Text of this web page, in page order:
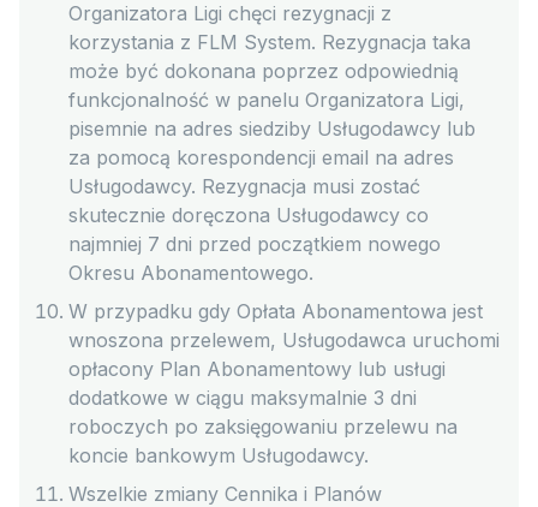
Organizatora Ligi chęci rezygnacji z
korzystania z FLM System. Rezygnacja taka
może być dokonana poprzez odpowiednią
funkcjonalność w panelu Organizatora Ligi,
pisemnie na adres siedziby Usługodawcy lub
za pomocą korespondencji email na adres
Usługodawcy. Rezygnacja musi zostać
skutecznie doręczona Usługodawcy co
najmniej 7 dni przed początkiem nowego
Okresu Abonamentowego.
W przypadku gdy Opłata Abonamentowa jest
wnoszona przelewem, Usługodawca uruchomi
opłacony Plan Abonamentowy lub usługi
dodatkowe w ciągu maksymalnie 3 dni
roboczych po zaksięgowaniu przelewu na
koncie bankowym Usługodawcy.
Wszelkie zmiany Cennika i Planów